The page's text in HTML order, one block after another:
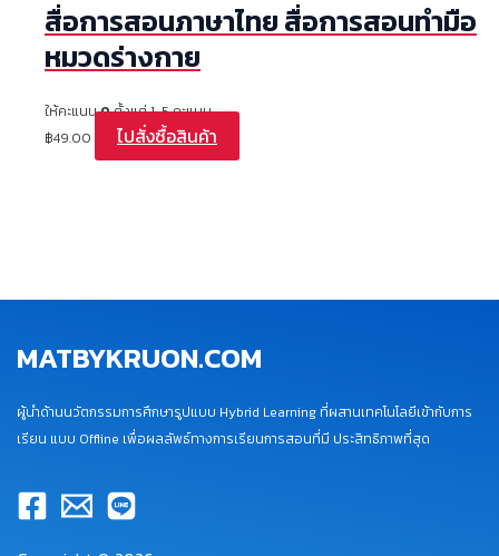
สื่อการสอนภาษาไทย สื่อการสอนทำมือ
หมวดร่างกาย
ให้คะแนน0ตั้งแต่ 1-5 คะแนน
฿49.00 ไปสั่งซื้อสินค้า
MATBYKRUON.COM
ผู้นำด้านนวัตกรรมการศึกษารูปแบบ Hybrid Learning ที่ผสานเทคโนโลยีเข้ากับการ
เรียน แบบ Offline เพื่อผลลัพธ์ทางการเรียนการสอนที่มี ประสิทธิภาพที่สุด